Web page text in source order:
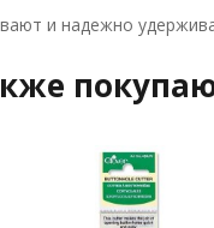
и надежно